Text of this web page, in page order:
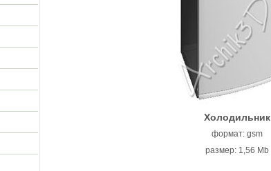
Холодильник
формат: gsm
размер: 1,56 Mb